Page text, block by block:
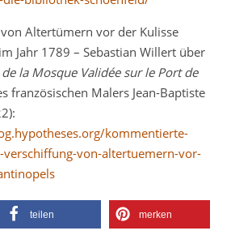
Altertümern vor der Kulisse
Jahr 1789 – Sebastian Willert über
de la Mosque Validée sur le Port de
französischen Malers Jean-Baptiste
kommentierte-
von-altertuemern-vor-
teilen merken